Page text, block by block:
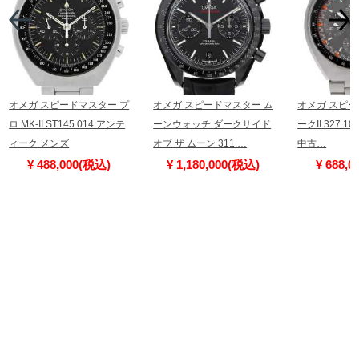
オメガ スピードマスター プ
ロ MK-II ST145.014 アンテ
ィーク メンズ
¥ 488,000(税込)
オメガ スピードマスター ム
ーンウォッチ ダークサイド
オブ ザ ムーン 311.…
¥ 1,180,000(税込)
オメガ スピ
ークII
中古…
¥